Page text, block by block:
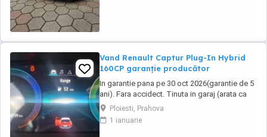
Vand Renault Captur Plug-In Hybrid
160CP garanție producător
In garantie pana pe 30 oct 2026(garantie de 5
ani). Fara accidect. Tinuta in garaj (arata ca
noua, nu are zgarieturi). Folosita doar la
naveta(30km zilnic). Nu are urme de uzura,
placutele si discurile nu sunt deloc uzate
Ploiesti, Prahova
1 ianuarie